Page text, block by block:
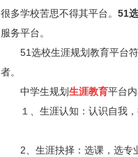
很多学校苦思不得其平台。 51
服务平台。
51选校生涯规划教育平台符
者。
中学生规划生涯教育平台
１、生涯认知：认识自我，
2、生涯抉择：选课，选专